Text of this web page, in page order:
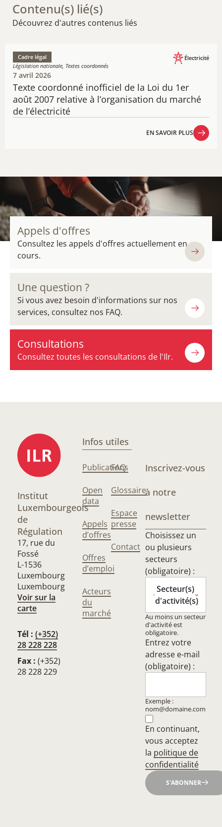
Contenu(s) lié(s)
Découvrez d'autres contenus liés
Texte coo​​​rdonné​​​​​ inofficiel de la Loi du 1er
août 2007 relative à l’organisation du marché
de l’électricité
Cadre légal
Législation nationale, Textes coordonnés
Électricité
7 avril 2026
EN SAVOIR PLUS
Appels d'offres
Consultez les appels d'offres actuellement en
cours.
Une question ?
Si vous avez besoin d'informations sur nos
services, consultez nos FAQ.
Consultations
Consultez toutes les consultations de l'Ilr.
Institut
Luxembourgeois
de
Régulation
17, rue du
Fossé
L-1536
Luxembourg
Luxembourg
Voir sur la
carte
Tél : (+352)
28 228 228
Fax : (+352)
28 228 229
Infos utiles
Publications
Open
data
Appels
d’offres
Offres
d’emploi
Acteurs
du
marché
FAQ
Glossaire
Espace
presse
Contact
Inscrivez-vous
à notre
newsletter
Choisissez un
ou plusieurs
secteurs
(obligatoire) :
Secteur(s)
d'activité(s)
Au moins un secteur
d'activité est
obligatoire.
Entrez votre
adresse e-mail
(obligatoire) :
Exemple :
nom@domaine.com
En continuant,
vous acceptez
la politique de
confidentialité
S'ABONNER